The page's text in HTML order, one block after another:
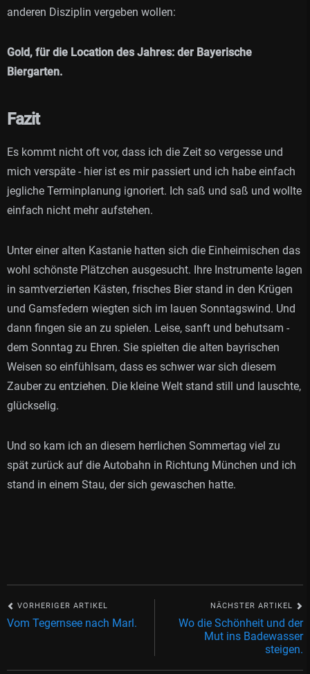
anderen Disziplin vergeben wollen:
Gold, für die Location des Jahres: der Bayerische
Biergarten.
Fazit
Es kommt nicht oft vor, dass ich die Zeit so vergesse und
mich verspäte - hier ist es mir passiert und ich habe einfach
jegliche Terminplanung ignoriert. Ich saß und saß und wollte
einfach nicht mehr aufstehen.
Unter einer alten Kastanie hatten sich die Einheimischen das
wohl schönste Plätzchen ausgesucht. Ihre Instrumente lagen
in samtverzierten Kästen, frisches Bier stand in den Krügen
und Gamsfedern wiegten sich im lauen Sonntagswind. Und
dann fingen sie an zu spielen. Leise, sanft und behutsam -
dem Sonntag zu Ehren. Sie spielten die alten bayrischen
Weisen so einfühlsam, dass es schwer war sich diesem
Zauber zu entziehen. Die kleine Welt stand still und lauschte,
glückselig.
Und so kam ich an diesem herrlichen Sommertag viel zu
spät zurück auf die Autobahn in Richtung München und ich
stand in einem Stau, der sich gewaschen hatte.
VORHERIGER ARTIKEL
Vom Tegernsee nach Marl.
NÄCHSTER ARTIKEL
Wo die Schönheit und der
Mut ins Badewasser
steigen.